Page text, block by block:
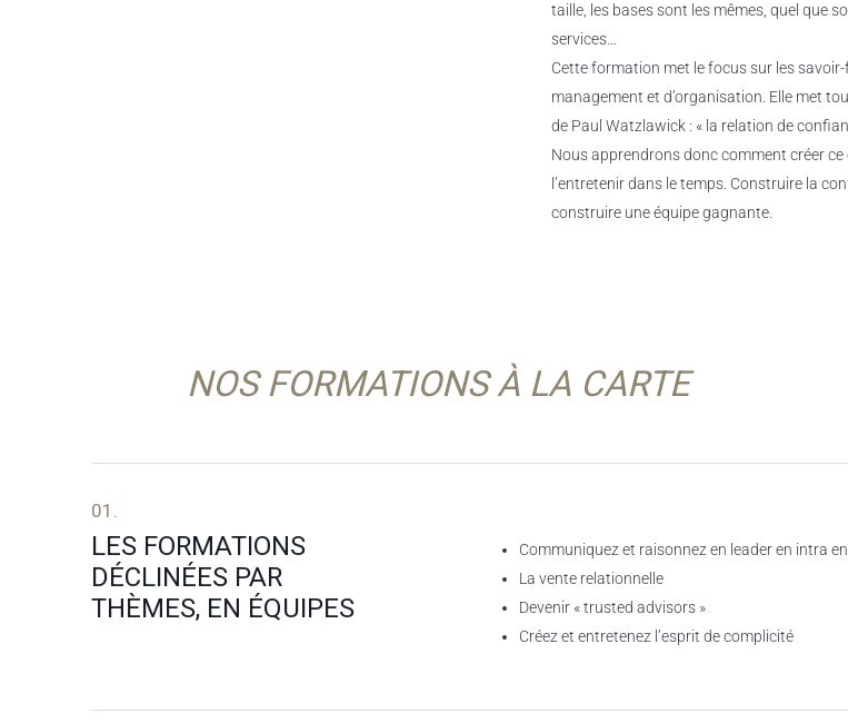
taille, les bases sont les mêmes, quel que
services…
Cette formation met le focus sur les
management et d’organisation. Elle met
de Paul Watzlawick : « la relation de
Nous apprendrons donc comment créer
l’entretenir dans le temps. Construire la
construire une équipe gagnante.
NOS FORMATIONS À LA CARTE
01.
LES FORMATIONS
DÉCLINÉES PAR
THÈMES, EN ÉQUIPES
Communiquez et raisonnez en leader en intra
La vente relationnelle
Devenir « trusted advisors »
Créez et entretenez l’esprit de complicité